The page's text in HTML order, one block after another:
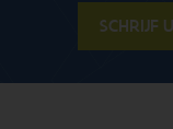
SCHRIJF